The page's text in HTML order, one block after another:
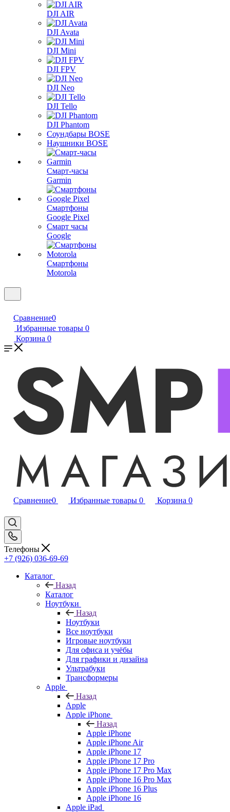
DJI AIR
DJI Avata
DJI Mini
DJI FPV
DJI Neo
DJI Tello
DJI Phantom
Соундбары BOSE
Наушники BOSE
Смарт-часы
Garmin
Смартфоны
Google Pixel
Смарт часы
Google
Смартфоны
Motorola
Сравнение0
Избранные товары 0
Корзина 0
Сравнение0 Избранные товары 0 Корзина 0
Телефоны
+7 (926) 036-69-69
Каталог
Назад
Каталог
Ноутбуки
Назад
Ноутбуки
Все ноутбуки
Игровые ноутбуки
Для офиса и учёбы
Для графики и дизайна
Ультрабуки
Трансформеры
Apple
Назад
Apple
Apple iPhone
Назад
Apple iPhone
Apple iPhone Air
Apple iPhone 17
Apple iPhone 17 Pro
Apple iPhone 17 Pro Max
Apple iPhone 16 Pro Max
Apple iPhone 16 Plus
Apple iPhone 16
Apple iPad